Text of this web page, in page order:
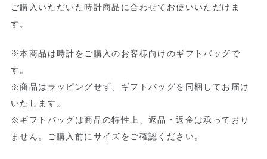
ご購入いただいた時計商品に合わせてお使いいただけま
す。
※本商品は時計をご購入のお客様向けのギフトバッグで
す。
※商品はラッピングせず、ギフトバッグを同梱してお届け
いたします。
※ギフトバッグは商品の特性上、返品・返金は承っており
ません。ご購入前にサイズをご確認ください。